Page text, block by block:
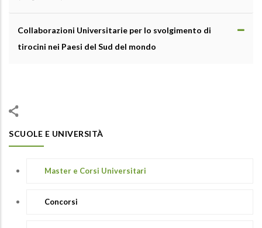
Collaborazioni Universitarie per lo svolgimento di
tirocini nei Paesi del Sud del mondo
SCUOLE E UNIVERSITÀ
Master e Corsi Universitari
Concorsi